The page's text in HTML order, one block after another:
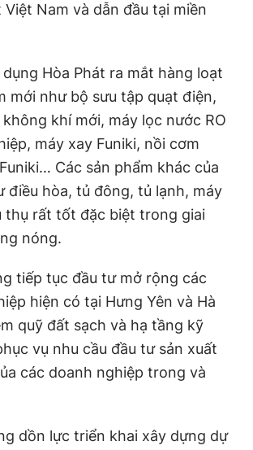
Nam và dẫn đầu tại miền
Hòa Phát ra mắt hàng loạt
mới như bộ sưu tập quạt điện,
khí mới, máy lọc nước RO
máy xay Funiki, nồi cơm
Các sản phẩm khác của
điều hòa, tủ đông, tủ lạnh, máy
thụ rất tốt đặc biệt trong giai
nóng.
tiếp tục đầu tư mở rộng các
hiện có tại Hưng Yên và Hà
quỹ đất sạch và hạ tầng kỹ
vụ nhu cầu đầu tư sản xuất
các doanh nghiệp trong và
dồn lực triển khai xây dựng dự